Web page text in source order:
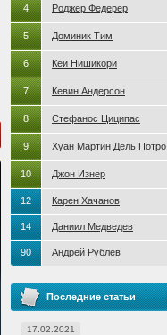
4 Роджер Федерер
5 Доминик Тим
6 Кеи Нишикори
7 Кевин Андерсон
8 Стефанос Циципас
9 Хуан Мартин Дель Потро
10 Джон Изнер
12 Карен Хачанов
14 Даниил Медведев
90 Андрей Рублёв
Последние статьи
17.02.2021